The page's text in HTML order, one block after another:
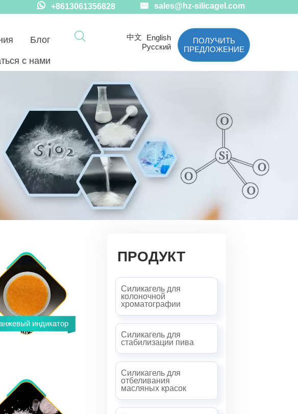
 +8613061356828  sales@hz-silicagel.com
Блог
с нами
 中文
English
Русский
ПОЛУЧИТЬ
ПРЕДЛОЖЕНИЕ
индикатор
силикагеля
ПРОДУКТ
Силикагель для
колоночной
хроматографии
Силикагель для
стабилизации пива
Силикагель для
отбеливания
масляных красок